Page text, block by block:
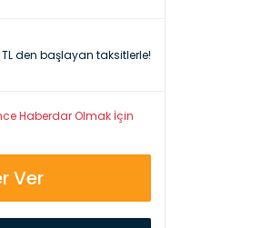
TL den başlayan taksitlerle!
Haberdar Olmak İçin
Ver